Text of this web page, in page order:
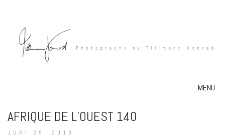
MENU
AFRIQUE DE L’OUEST 140
JUNI 29, 2018